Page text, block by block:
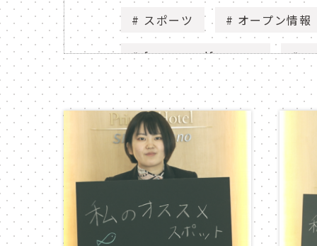
スポーツ オープン情報
furano golf course
open ゴルフ場
花 庭園 ニュー
flower view
セグウェイ segway
nature 動画